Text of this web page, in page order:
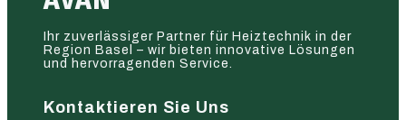
Ihr zuverlässiger Partner für Heiztechnik in der
Region Basel – wir bieten innovative Lösungen
und hervorragenden Service.
Kontaktieren Sie Uns